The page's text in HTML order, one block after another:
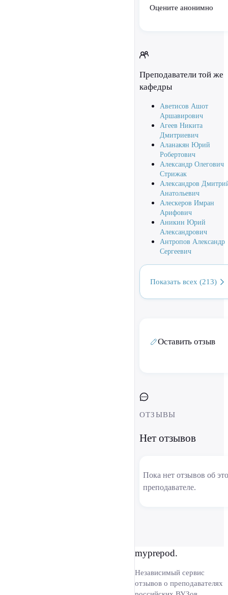
Оцените анонимно
Преподаватели той же
кафедры
Аветисов Ашот
Аршавирович
Агеев Никита
Дмитриевич
Аланакян Юрий
Робертович
Александр Олегович
Стрижак
Александров
Анатольевич
Алескеров Имран
Арифович
Аникин Юрий
Александрович
Антропов Александр
Сергеевич
Показать всех (213)
Оставить отзыв
ОТЗЫВЫ
Нет отзывов
Пока нет отзывов об
преподавателе.
myprepod.
Независимый сервис
отзывов о преподавателях